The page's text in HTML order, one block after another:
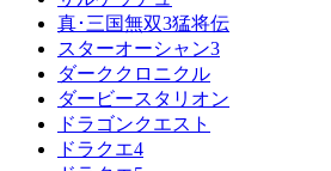
真･三国無双3猛将伝
スターオーシャン3
ダーククロニクル
ダービースタリオン
ドラゴンクエスト
ドラクエ4